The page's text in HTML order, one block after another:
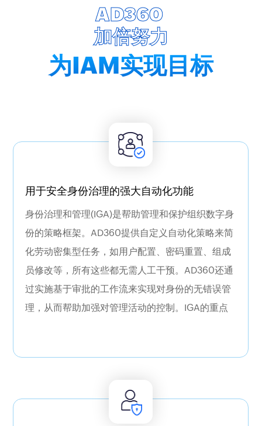
AI用户行为分析
从基于UBA的分析和详细的审计报告中获得洞察
力，以检测、减轻和防止网络攻击。通过实时电
审批工作流
通过多级审批工作流和基于条件的规则掌握帮助
台请求和管理活动，帮助防止组织中未经授权的
IT更改。
AD360
加倍努力
为IAM实现目标
用于安全身份治理的强大自动化功能
身份治理和管理(IGA)是帮助管理和保护组织数字身
份的策略框架。AD360提供自定义自动化策略来简
化劳动密集型任务，如用户配置、密码重置、组成
员修改等，所有这些都无需人工干预。AD360还通
过实施基于审批的工作流来实现对身份的无错误管
理，从而帮助加强对管理活动的控制。IGA的重点